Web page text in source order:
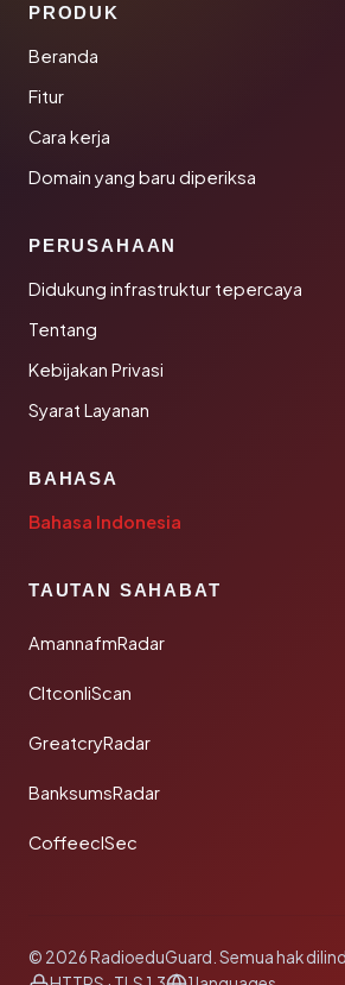
PRODUK
Beranda
Fitur
Cara kerja
Domain yang baru diperiksa
PERUSAHAAN
Didukung infrastruktur tepercaya
Tentang
Kebijakan Privasi
Syarat Layanan
BAHASA
Bahasa Indonesia
TAUTAN SAHABAT
AmannafmRadar
CltconliScan
GreatcryRadar
BanksumsRadar
CoffeeclSec
© 2026 RadioeduGuard. Semua hak